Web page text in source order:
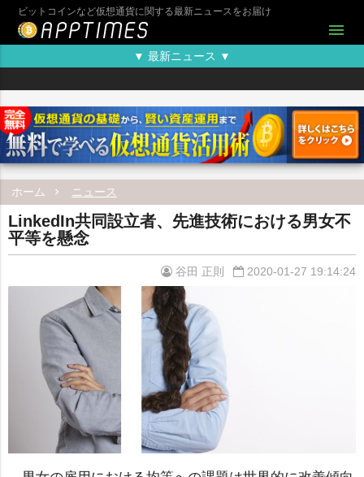
ビットコインなど仮想通貨に関する最新ニュースをお届け
menu
▼ 最新ニュース ▼
ホーム ニュース
LinkedIn共同設立者、先進技術における男女不
平等を懸念
谷田 正則 2020-01-27 19:14:24